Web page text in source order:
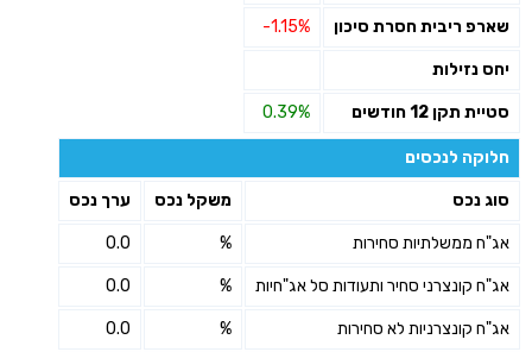
שארפ ריבית חסרת סיכון -1.15%
יחס נזילות
סטיית תקן 12 חודשים 0.39%
חלוקה לנכסים
סוג נכס משקל נכס ערך נכס
אג"ח ממשלתיות סחירות %
0.0
אג"ח קונצרני סחיר ותעודות סל אג"חיות %
0.0
אג"ח קונצרניות לא סחירות %
0.0